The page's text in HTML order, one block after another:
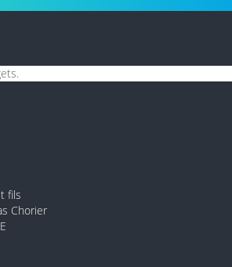
fils
Chorier